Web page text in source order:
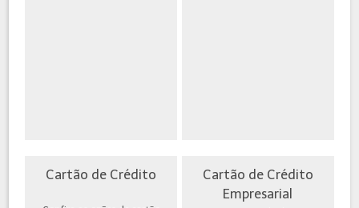
Cartão de Crédito
Cartão de Crédito
Empresarial